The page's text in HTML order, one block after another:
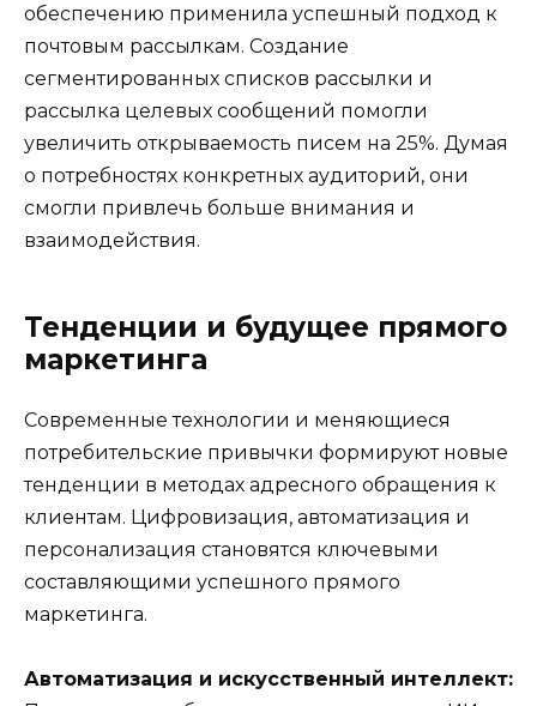
обеспечению применила успешный подход к
почтовым рассылкам. Создание
сегментированных списков рассылки и
рассылка целевых сообщений помогли
увеличить открываемость писем на 25%. Думая
о потребностях конкретных аудиторий, они
смогли привлечь больше внимания и
взаимодействия.
Тенденции и будущее прямого
маркетинга
Современные технологии и меняющиеся
потребительские привычки формируют новые
тенденции в методах адресного обращения к
клиентам. Цифровизация, автоматизация и
персонализация становятся ключевыми
составляющими успешного прямого
маркетинга.
Автоматизация и искусственный интеллект: